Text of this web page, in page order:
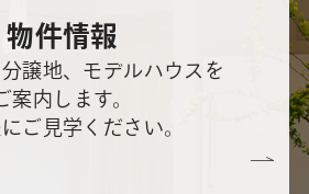
物件情報
譲地、モデルハウスを
案内します。
ご見学ください。